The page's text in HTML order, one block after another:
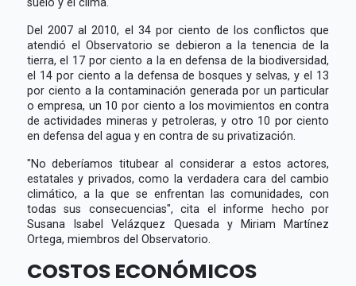
Del 2007 al 2010, el 34 por ciento de los conflictos que
atendió el Observatorio se debieron a la tenencia de la
tierra, el 17 por ciento a la en defensa de la biodiversidad,
el 14 por ciento a la defensa de bosques y selvas, y el 13
por ciento a la contaminación generada por un particular
o empresa, un 10 por ciento a los movimientos en contra
de actividades mineras y petroleras, y otro 10 por ciento
en defensa del agua y en contra de su privatización.
"No deberíamos titubear al considerar a estos actores,
estatales y privados, como la verdadera cara del cambio
climático, a la que se enfrentan las comunidades, con
todas sus consecuencias", cita el informe hecho por
Susana Isabel Velázquez Quesada y Miriam Martínez
Ortega, miembros del Observatorio.
COSTOS ECONÓMICOS